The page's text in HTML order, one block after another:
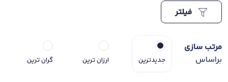
مرتب سازی
براساس
جدیدترین ارزان ترین گران ترین